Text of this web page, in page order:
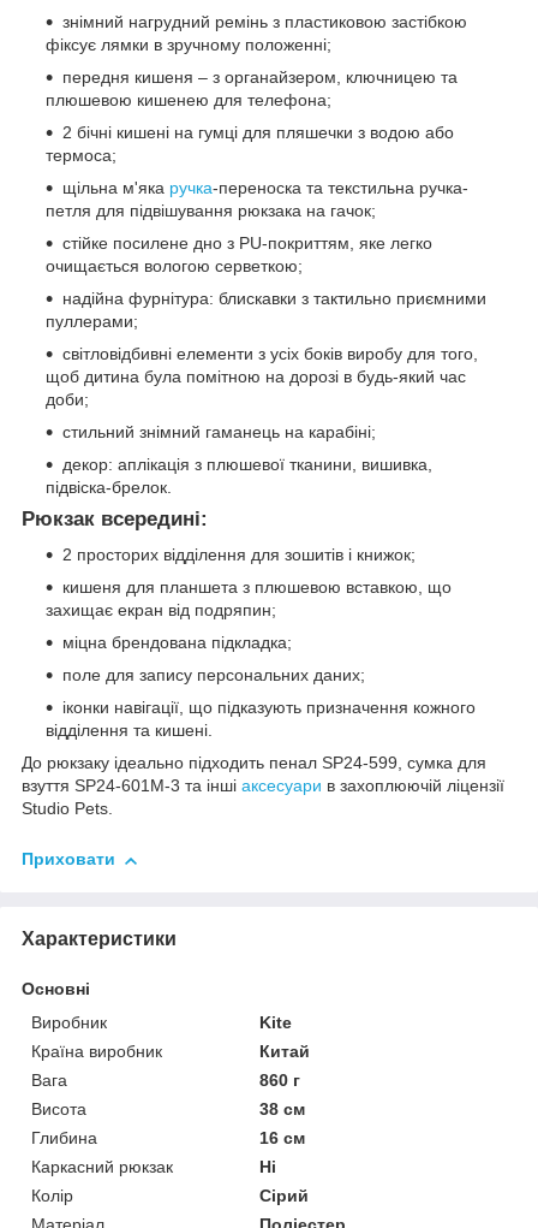
знімний нагрудний ремінь з пластиковою застібкою
фіксує лямки в зручному положенні;
передня кишеня – з органайзером, ключницею та
плюшевою кишенею для телефона;
2 бічні кишені на гумці для пляшечки з водою або
термоса;
щільна м'яка ручка-переноска та текстильна ручка-
петля для підвішування рюкзака на гачок;
стійке посилене дно з PU-покриттям, яке легко
очищається вологою серветкою;
надійна фурнітура: блискавки з тактильно приємними
пуллерами;
світловідбивні елементи з усіх боків виробу для того,
щоб дитина була помітною на дорозі в будь-який час
доби;
стильний знімний гаманець на карабіні;
декор: аплікація з плюшевої тканини, вишивка,
підвіска-брелок.
Рюкзак всередині:
2 просторих відділення для зошитів і книжок;
кишеня для планшета з плюшевою вставкою, що
захищає екран від подряпин;
міцна брендована підкладка;
поле для запису персональних даних;
іконки навігації, що підказують призначення кожного
відділення та кишені.
До рюкзаку ідеально підходить пенал SP24-599, сумка для
взуття SP24-601M-3 та інші аксесуари в захоплюючій ліцензії
Studio Pets.
Приховати
Характеристики
Основні
Виробник
Kite
Країна виробник
Китай
Вага
860 г
Висота
38 см
Глибина
16 см
Каркасний рюкзак
Ні
Колір
Сірий
Матеріал
Поліестер